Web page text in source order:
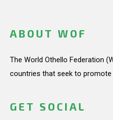
ABOUT WOF
The World Othello Federation
countries that seek to
GET SOCIAL